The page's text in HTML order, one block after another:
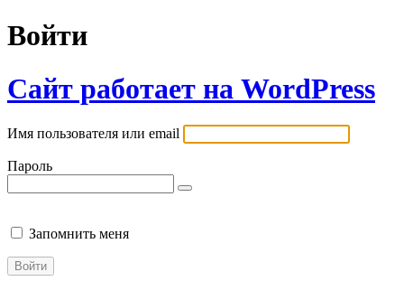
Войти
Сайт работает на WordPress
Имя пользователя или email
Пароль
Запомнить меня